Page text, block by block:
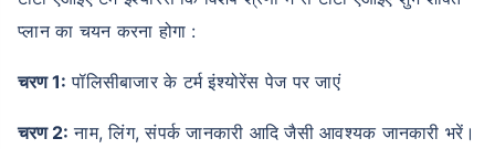
प्लान का चयन करना होगा :
चरण 1: पॉलिसीबाजार के टर्म इंश्योरेंस पेज पर जाएं
चरण 2: नाम, लिंग, संपर्क जानकारी आदि जैसी आवश्यक जानकारी भरें।